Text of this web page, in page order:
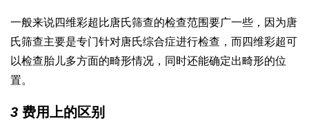
一般来说四维彩超比唐氏筛查的检查范围要广一些，因为唐
氏筛查主要是专门针对唐氏综合症进行检查，而四维彩超可
以检查胎儿多方面的畸形情况，同时还能确定出畸形的位
置。
3 费用上的区别